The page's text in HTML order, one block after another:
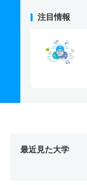
注目情報
最近見た大学